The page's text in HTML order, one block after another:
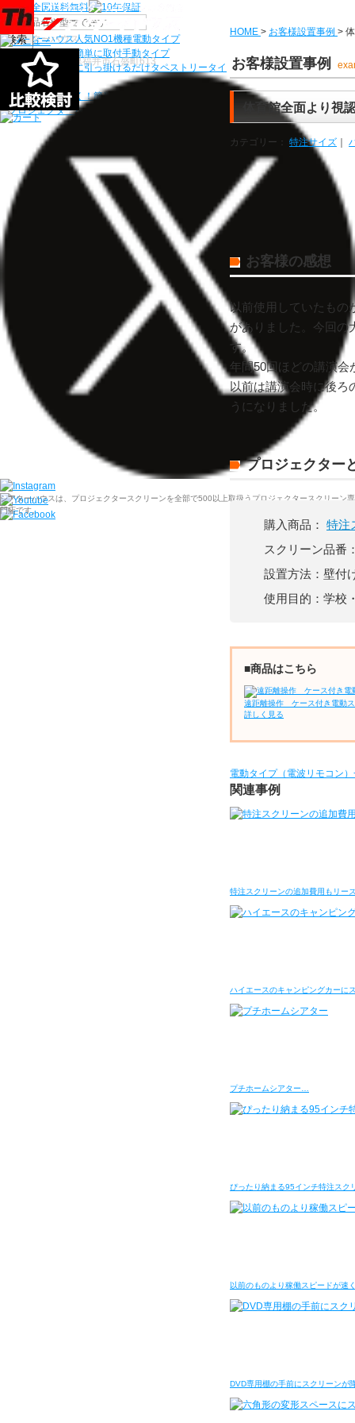
検索
HOME > お客様設置事例 >
お客様設置事例
体育館全面より視
カテゴリー： 特注サイズ
お客様の感想
以前使用していたもの
がありました。今回の
す。
年間50回ほどの講演
以前は講演会時に後ろ
うになりました。
プロジェクター
購入商品： 特注
スクリーン品番
設置方法：壁付
使用目的：学校
■商品はこちら
遠距離操作 ケース付き電動
詳しく見る
電動タイプ（電波リモコン
関連事例
特注スクリーンの追加費用もリー
ハイエースのキャンピングカーに
プチホームシアター…
ぴったり納まる95インチ特注スク
以前のものより稼働スピードが速
DVD専用棚の手前にスクリーンが
機種から選ぶ
シアターハウス人気NO1機種電動タイプ
電源工事なしで簡単に取付手動タイプ
ネジ付きフックに引っ掛けるだけタペストリータイ
持ち運びらくらく！簡単設置
プロジェクターを天井にすっきり
〒910-0122 福井県福井市石盛町613
シアターハウスは、プロジェクタースクリーンを全部で500以上取扱うプロジェクタースクリーン専
門店です。